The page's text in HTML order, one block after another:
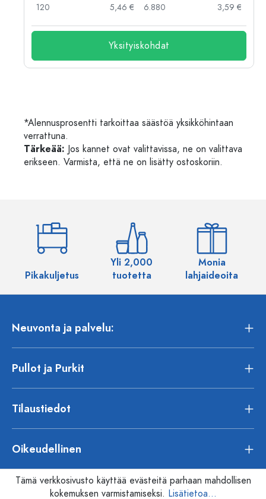
120
5,46 €
6.880
3,59 €
Yksityiskohdat
*Alennusprosentti tarkoittaa säästöä yksikköhintaan
verrattuna.
Tärkeää: Jos kannet ovat valittavissa, ne on valittava
erikseen. Varmista, että ne on lisätty ostoskoriin.
Pikakuljetus
Yli 2,000
tuotetta
Monia
lahjaideoita
Neuvonta ja palvelu:
Pullot ja Purkit
Tilaustiedot
Oikeudellinen
Tämä verkkosivusto käyttää evästeitä parhaan mahdollisen
kokemuksen varmistamiseksi. Lisätietoa...